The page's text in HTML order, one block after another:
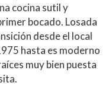
cocina sutil y
bocado. Losada
desde el local
hasta es moderno
muy bien puesta